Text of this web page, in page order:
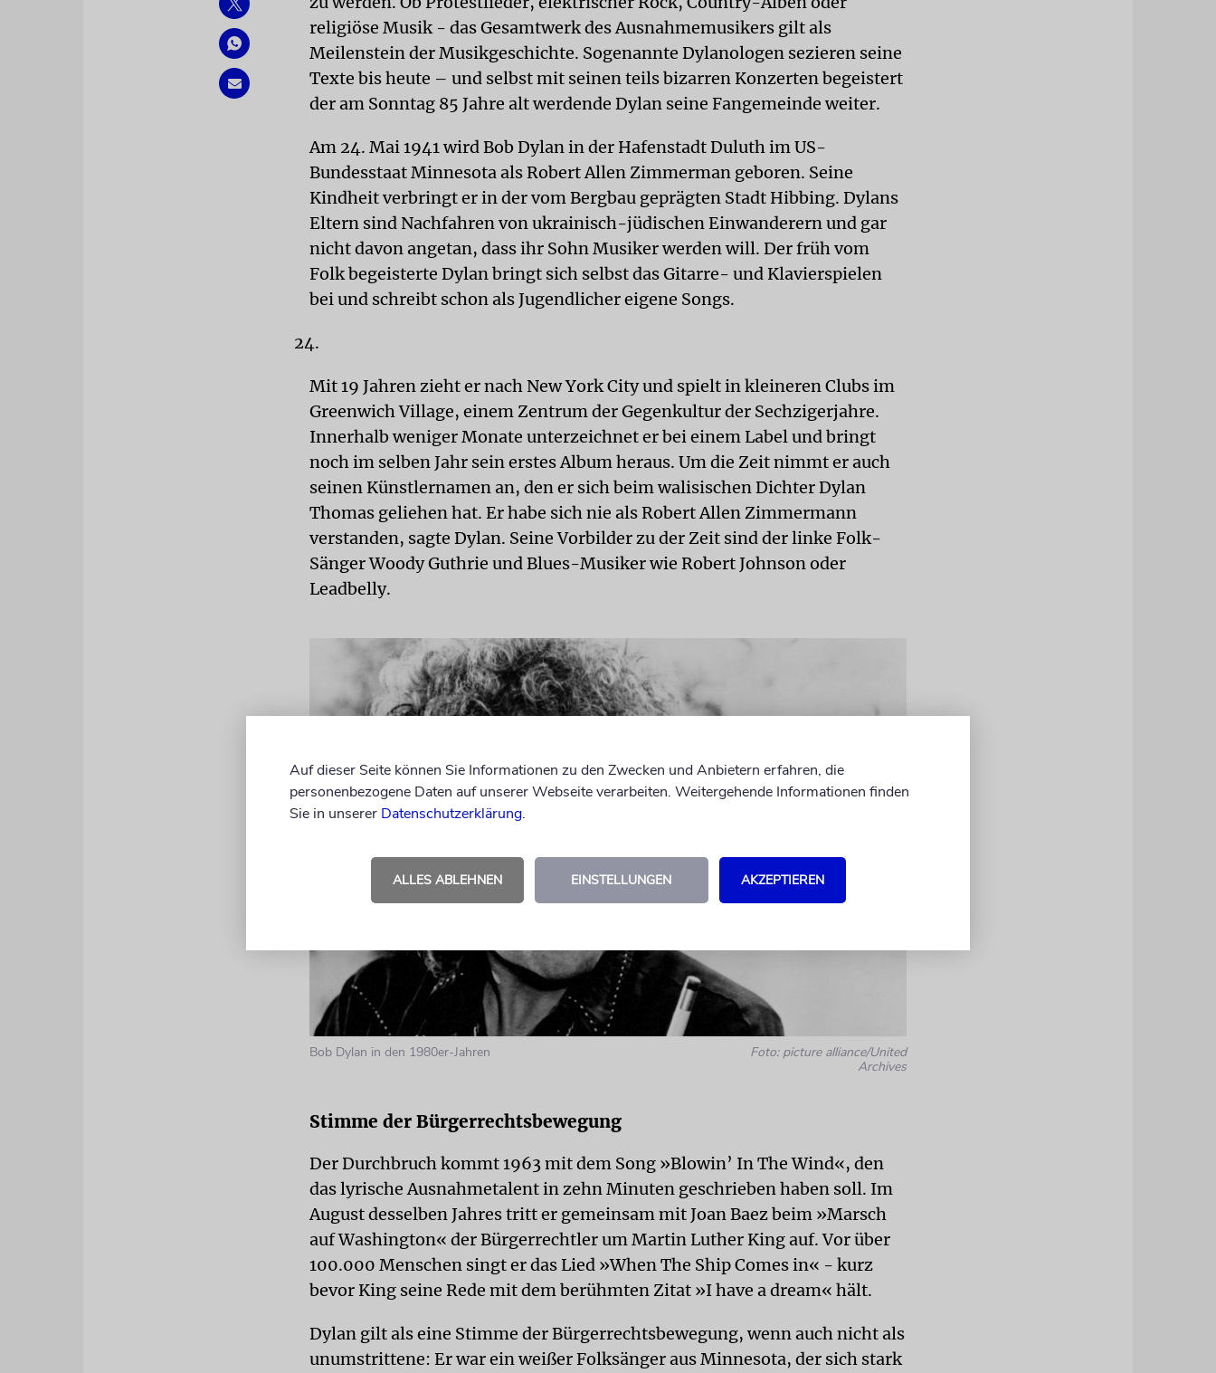
religiöse Musik - das Gesamtwerk des Ausnahmemusikers gilt als
Meilenstein der Musikgeschichte. Sogenannte Dylanologen sezieren seine
Texte bis heute – und selbst mit seinen teils bizarren Konzerten begeistert
der am Sonntag 85 Jahre alt werdende Dylan seine Fangemeinde weiter.
Am 24. Mai 1941 wird Bob Dylan in der Hafenstadt Duluth im US-
Bundesstaat Minnesota als Robert Allen Zimmerman geboren. Seine
Kindheit verbringt er in der vom Bergbau geprägten Stadt Hibbing. Dylans
Eltern sind Nachfahren von ukrainisch-jüdischen Einwanderern und gar
nicht davon angetan, dass ihr Sohn Musiker werden will. Der früh vom
Folk begeisterte Dylan bringt sich selbst das Gitarre- und Klavierspielen
bei und schreibt schon als Jugendlicher eigene Songs.
Mit 19 Jahren zieht er nach New York City und spielt in kleineren Clubs im
Greenwich Village, einem Zentrum der Gegenkultur der Sechzigerjahre.
Innerhalb weniger Monate unterzeichnet er bei einem Label und bringt
noch im selben Jahr sein erstes Album heraus. Um die Zeit nimmt er auch
seinen Künstlernamen an, den er sich beim walisischen Dichter Dylan
Thomas geliehen hat. Er habe sich nie als Robert Allen Zimmermann
verstanden, sagte Dylan. Seine Vorbilder zu der Zeit sind der linke Folk-
Sänger Woody Guthrie und Blues-Musiker wie Robert Johnson oder
Leadbelly.
Bob Dylan in den 1980er-Jahren
Foto: picture alliance/United
Archives
Stimme der Bürgerrechtsbewegung
Der Durchbruch kommt 1963 mit dem Song »Blowin’ In The Wind«, den
das lyrische Ausnahmetalent in zehn Minuten geschrieben haben soll. Im
August desselben Jahres tritt er gemeinsam mit Joan Baez beim »Marsch
auf Washington« der Bürgerrechtler um Martin Luther King auf. Vor über
100.000 Menschen singt er das Lied »When The Ship Comes in« - kurz
bevor King seine Rede mit dem berühmten Zitat »I have a dream« hält.
Dylan gilt als eine Stimme der Bürgerrechtsbewegung, wenn auch nicht als
unumstrittene: Er war ein weißer Folksänger aus Minnesota, der sich stark
Auf dieser Seite können Sie Informationen zu den Zwecken und Anbietern erfahren, die
personenbezogene Daten auf unserer Webseite verarbeiten. Weitergehende Informationen finden
Sie in unserer Datenschutzerklärung.
ALLES ABLEHNEN EINSTELLUNGEN AKZEPTIEREN